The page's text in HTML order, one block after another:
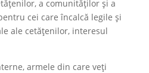
a comunităților și a
cei care încalcă legile și
ale cetățenilor, interesul
armele din care veți